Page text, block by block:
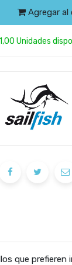
Agregar al
Unidades
que